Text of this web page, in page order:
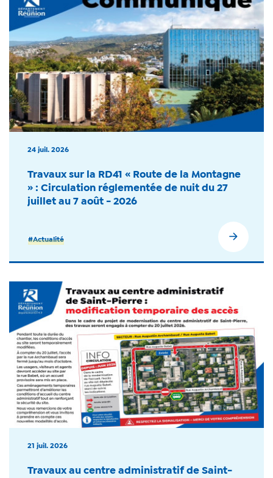
24 juil. 2026
Travaux sur la RD41 « Route de la Montagne
» : Circulation réglementée de nuit du 27
juillet au 7 août - 2026
#Actualité
21 juil. 2026
Travaux au centre administratif de Saint-